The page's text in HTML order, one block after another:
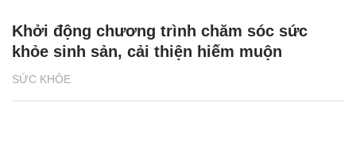
SỨC KHỎE
Khởi động chương trình chăm sóc sức
khỏe sinh sản, cải thiện hiếm muộn